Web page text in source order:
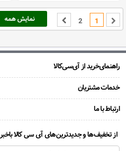
نمایش همه 1
2
راهنمای‌خرید از آی‌سی‌کالا
خدمات مشتریان
ارتباط با ما
از تخفیف‌ها و جدیدترین‌های آی سی کالا